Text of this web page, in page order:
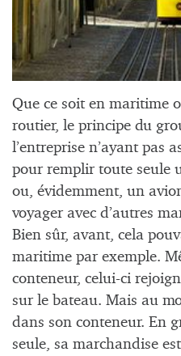
Que ce soit en maritime
routier, le principe du
l’entreprise n’ayant pas
pour remplir toute seule
ou, évidemment, un
voyager avec d’autres
Bien sûr, avant, cela
maritime par exemple.
conteneur, celui-ci
sur le bateau. Mais au
dans son conteneur. En
seule, sa marchandise